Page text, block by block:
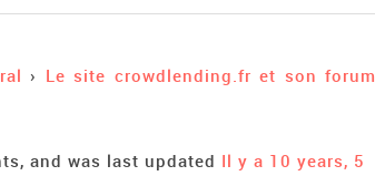
› Le site crowdlending.fr et son forum
and was last updated Il y a 10 years, 5